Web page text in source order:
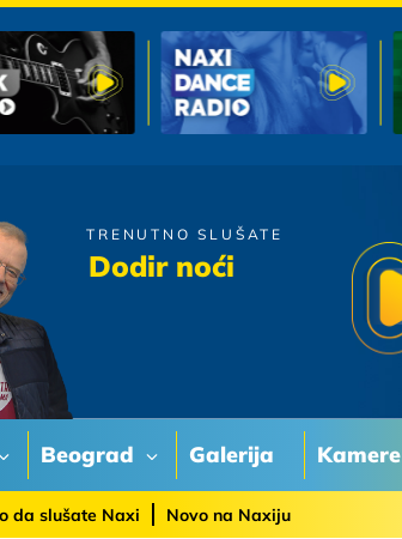
da slušate Naxi Novo na Naxiju
Beograd Galerija Kamere
TRENUTNO SLUŠATE
Dodir noći